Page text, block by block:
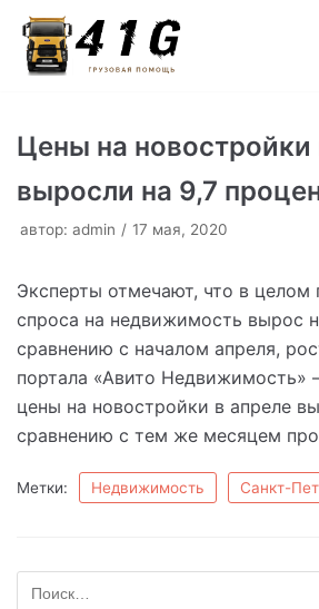
Перейти
к
Цены на новостройки
выросли на 9,7
автор: admin 17 мая, 2020
Эксперты отмечают, что в целом
спроса на недвижимость вырос
сравнению с началом апреля,
портала «Авито Недвижимость»
цены на новостройки в апреле
сравнению с тем же месяцем
Метки: Недвижимость Санкт-